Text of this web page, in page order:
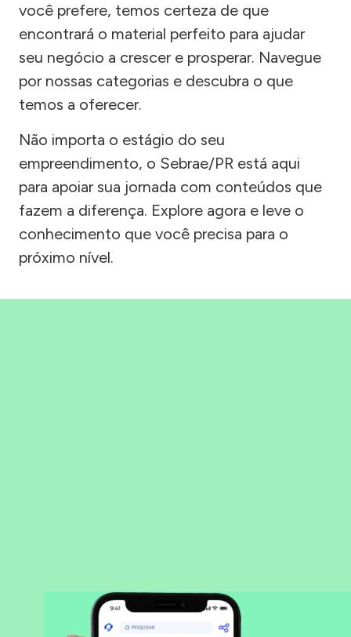
você prefere, temos certeza de que
encontrará o material perfeito para ajudar
seu negócio a crescer e prosperar. Navegue
por nossas categorias e descubra o que
temos a oferecer.
Não importa o estágio do seu
empreendimento, o Sebrae/PR está aqui
para apoiar sua jornada com conteúdos que
fazem a diferença. Explore agora e leve o
conhecimento que você precisa para o
próximo nível.